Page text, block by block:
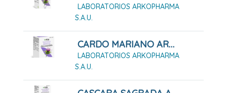
LABORATORIOS ARKOPHARMA
S.A.U.
CARDO MARIANO ARKOPHARMA 84 CÁPSULAS DURAS
LABORATORIOS ARKOPHARMA
S.A.U.